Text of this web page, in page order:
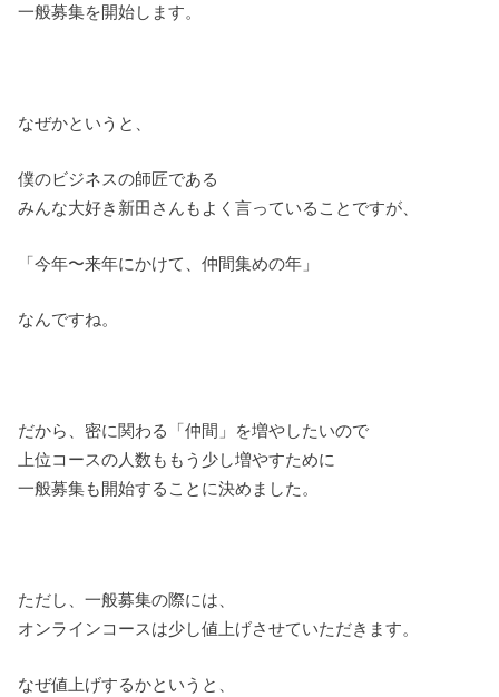
一般募集を開始します。
なぜかというと、
僕のビジネスの師匠である
みんな大好き新田さんもよく言っていることですが、
「今年〜来年にかけて、仲間集めの年」
なんですね。
だから、密に関わる「仲間」を増やしたいので
上位コースの人数ももう少し増やすために
一般募集も開始することに決めました。
ただし、一般募集の際には、
オンラインコースは少し値上げさせていただきます。
なぜ値上げするかというと、